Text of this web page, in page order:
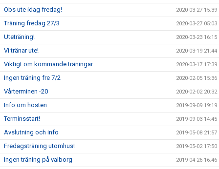
Obs ute idag fredag! 2020-03-27 15:39
Träning fredag 27/3 2020-03-27 05:03
Uteträning! 2020-03-23 16:15
Vi tränar ute! 2020-03-19 21:44
Viktigt om kommande träningar. 2020-03-17 17:39
Ingen träning fre 7/2 2020-02-05 15:36
Vårterminen -20 2020-02-02 20:32
Info om hösten 2019-09-09 19:19
Terminsstart! 2019-09-03 14:45
Avslutning och info 2019-05-08 21:57
Fredagsträning utomhus! 2019-05-02 17:50
Ingen träning på valborg 2019-04-26 16:46